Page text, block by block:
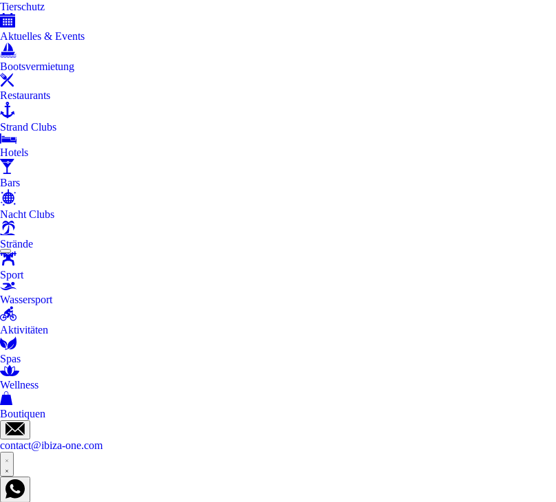
Tierschutz
Aktuelles & Events
Bootsvermietung
Restaurants
Strand Clubs
Hotels
Bars
Nacht Clubs
Strände
Sport
Wassersport
Aktivitäten
Spas
Wellness
Boutiquen
contact@ibiza-one.com